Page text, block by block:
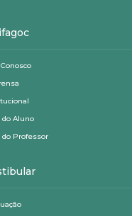
do Aluno
do Professor